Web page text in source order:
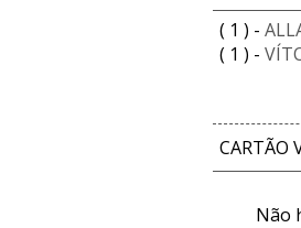
( 1 ) -
( 1 ) -
CARTÃO
Não